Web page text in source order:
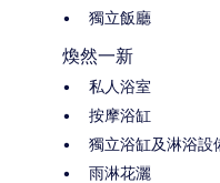
獨立飯廳
煥然一新
私人浴室
按摩浴缸
獨立浴缸及淋浴設
雨淋花灑